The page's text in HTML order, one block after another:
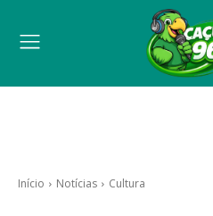
Início Notícias Cultura